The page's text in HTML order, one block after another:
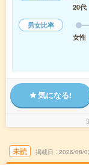
20代
男女比率
女性
気になる!
未読 掲載日 2026/08/